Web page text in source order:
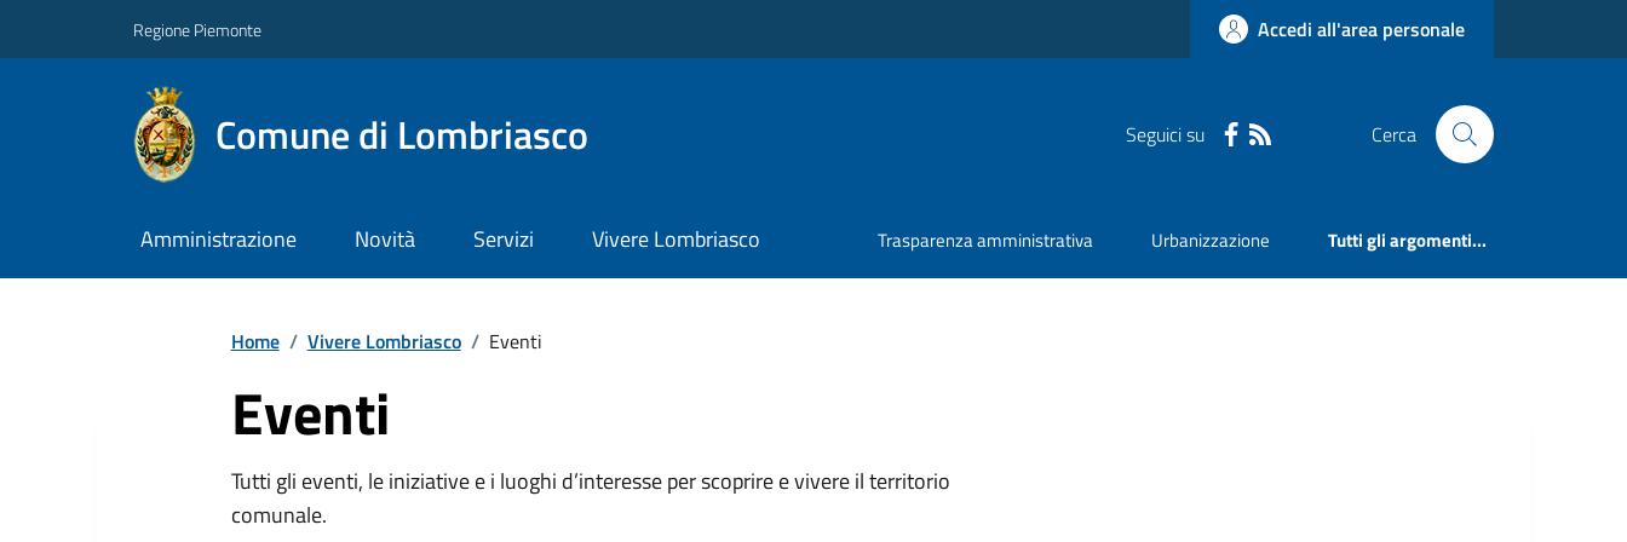
Regione Piemonte Accedi all'area personale
Comune di Lombriasco Seguici su Cerca
Amministrazione Novità Servizi Vivere Lombriasco Trasparenza amministrativa Urbanizzazione Tutti gli argomenti...
Home / Vivere Lombriasco / Eventi
Eventi
Tutti gli eventi, le iniziative e i luoghi d’interesse per scoprire e vivere il territorio
comunale.